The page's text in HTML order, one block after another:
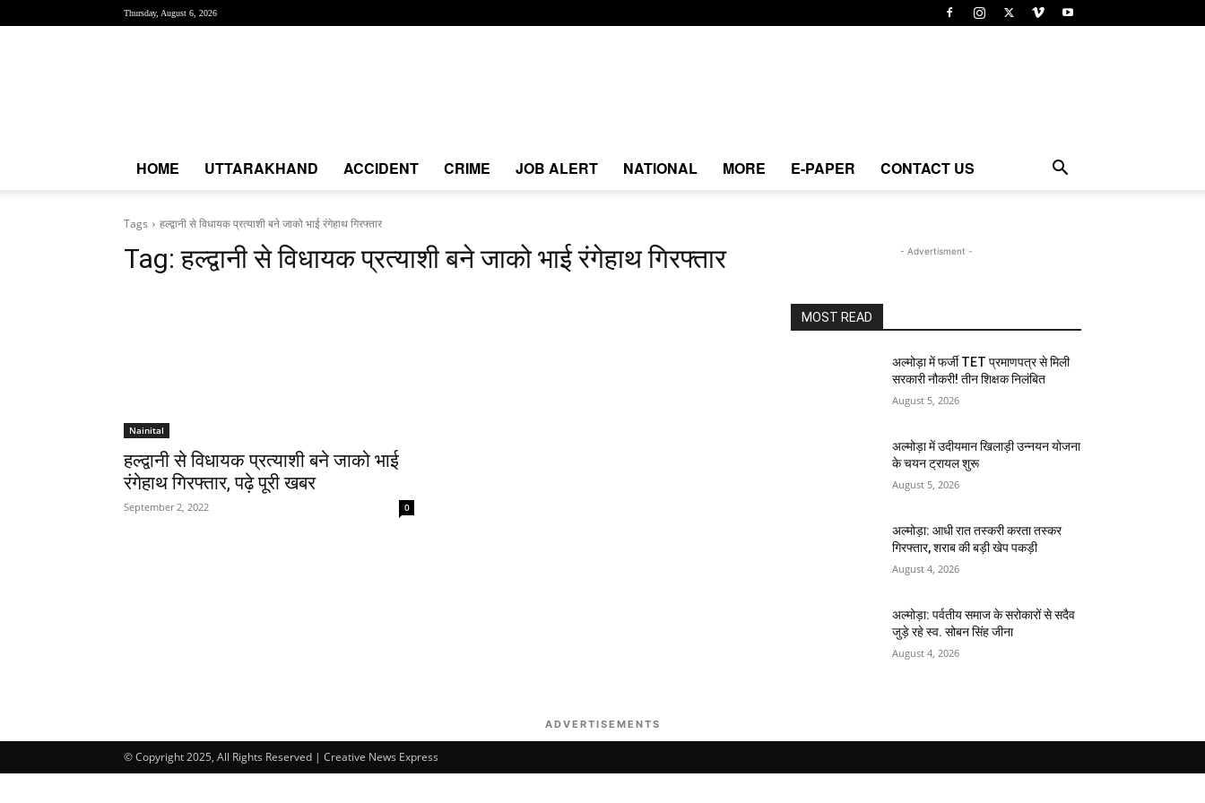
Thursday, August 6, 2026
HOME UTTARAKHAND ACCIDENT CRIME JOB ALERT NATIONAL MORE E-PAPER CONTACT US
Tags हल्द्वानी से विधायक प्रत्याशी बने जाको भाई रंगेहाथ गिरफ्तार
Tag:हल्द्वानी से विधायक प्रत्याशी बने जाको भाई रंगेहाथ गिरफ्तार
Nainital
हल्द्वानी से विधायक प्रत्याशी बने जाको भाई
रंगेहाथ गिरफ्तार, पढ़े पूरी खबर
September 2, 2022 0
- Advertisment -
MOST READ
अल्मोड़ा में फर्जी TET प्रमाणपत्र से मिली
सरकारी नौकरी! तीन शिक्षक निलंबित
August 5, 2026
अल्मोड़ा में उदीयमान खिलाड़ी उन्नयन योजना
के चयन ट्रायल शुरू
August 5, 2026
अल्मोड़ा: आधी रात तस्करी करता तस्कर​
गिरफ्तार, शराब की बड़ी खेप पकड़ी
August 4, 2026
अल्मोड़ा: पर्वतीय समाज के सरोकारों से सदैव
जुड़े रहे स्व. सोबन सिंह जीना
August 4, 2026
ADVERTISEMENTS
© Copyright 2025, All Rights Reserved | Creative News Express